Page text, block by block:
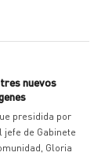
nuevos
presidida por
de Gabinete
Gloria